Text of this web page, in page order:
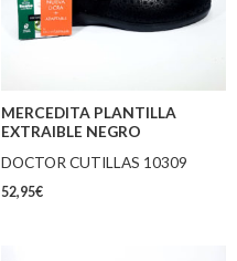
MERCEDITA PLANTILLA
EXTRAIBLE NEGRO
DOCTOR CUTILLAS 10309
52,95€